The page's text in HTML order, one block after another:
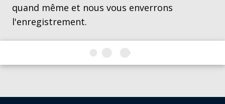
quand même et nous vous enverrons
l'enregistrement.